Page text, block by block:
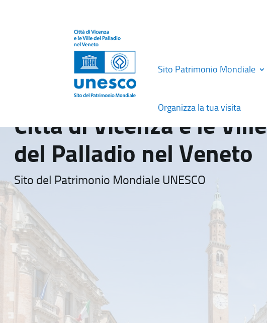
Sito Patrimonio Mondiale
Organizza la tua visita
Città di Vicenza e le Ville
del Palladio nel Veneto
Sito del Patrimonio Mondiale UNESCO